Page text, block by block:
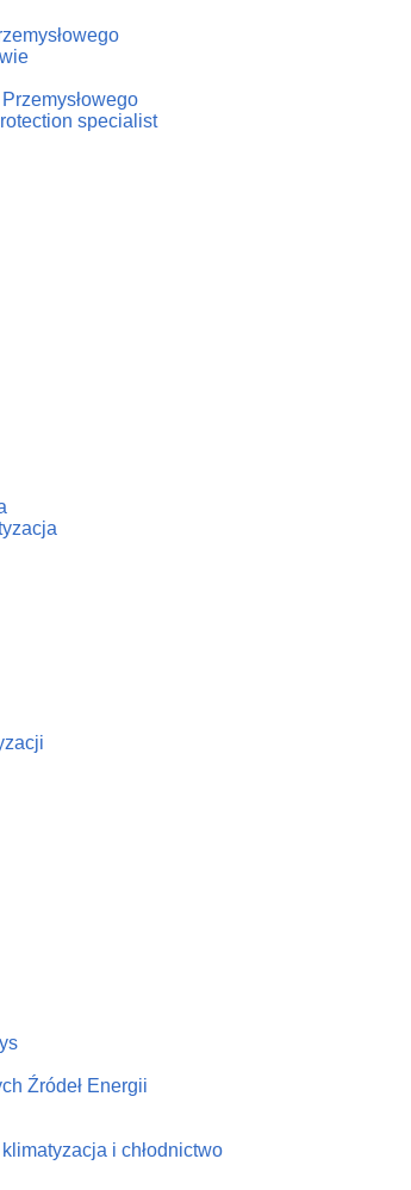
specialist
Źródeł Energii
i chłodnictwo